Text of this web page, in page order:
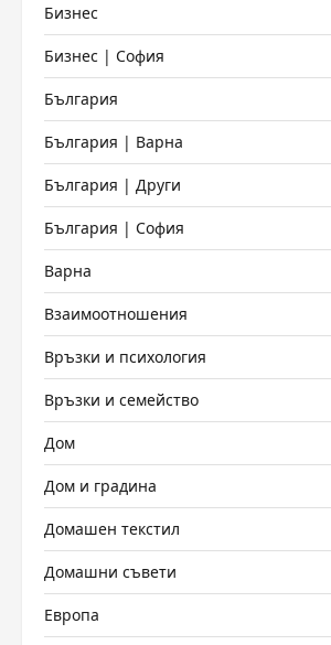
Бизнес
Бизнес | София
България
България | Варна
България | Други
България | София
Варна
Взаимоотношения
Връзки и психология
Връзки и семейство
Дом
Дом и градина
Домашен текстил
Домашни съвети
Европа